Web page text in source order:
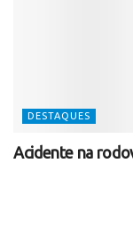
DESTAQUES
Acidente na